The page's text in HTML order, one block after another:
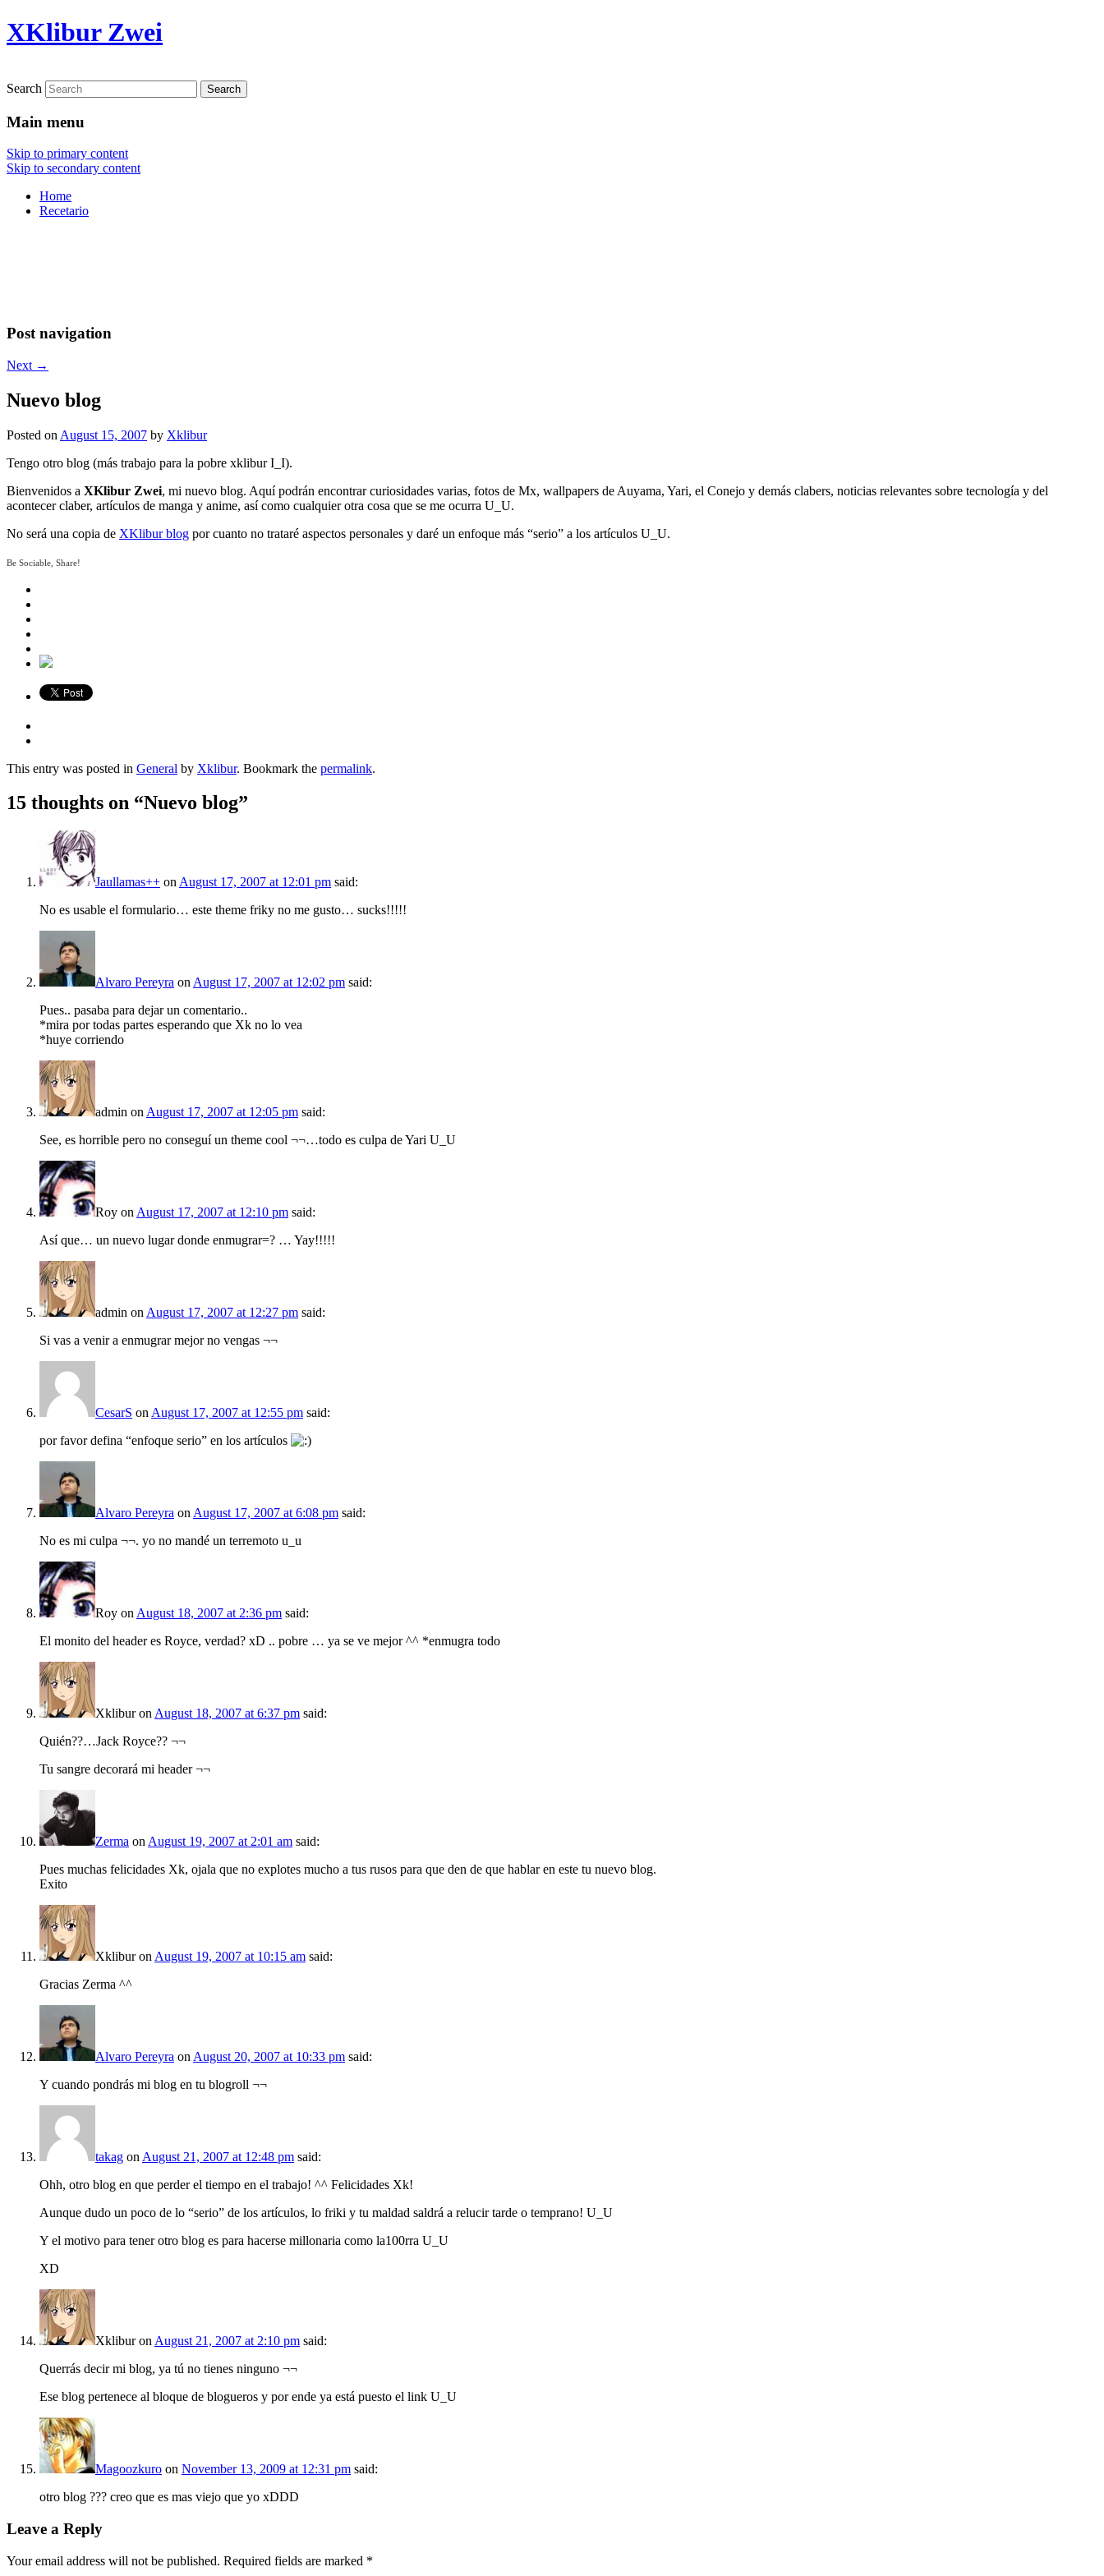
XKlibur Zwei
Search
Main menu
Skip to primary content
Skip to secondary content
Home
Recetario
Post navigation
Next →
Nuevo blog
Posted on August 15, 2007 by Xklibur
Tengo otro blog (más trabajo para la pobre xklibur I_I).
Bienvenidos a XKlibur Zwei, mi nuevo blog. Aquí podrán encontrar curiosidades varias, fotos de Mx, wallpapers de Auyama, Yari, el Conejo y demás clabers, noticias relevantes sobre tecnología y del
acontecer claber, artículos de manga y anime, así como cualquier otra cosa que se me ocurra U_U.
No será una copia de XKlibur blog por cuanto no trataré aspectos personales y daré un enfoque más “serio” a los artículos U_U.
Be Sociable, Share!
This entry was posted in General by Xklibur. Bookmark the permalink.
15 thoughts on “Nuevo blog”
Jaullamas++ on August 17, 2007 at 12:01 pm said:
No es usable el formulario… este theme friky no me gusto… sucks!!!!!
Alvaro Pereyra on August 17, 2007 at 12:02 pm said:
Pues.. pasaba para dejar un comentario..
*mira por todas partes esperando que Xk no lo vea
*huye corriendo
admin on August 17, 2007 at 12:05 pm said:
See, es horrible pero no conseguí un theme cool ¬¬…todo es culpa de Yari U_U
Roy on August 17, 2007 at 12:10 pm said:
Así que… un nuevo lugar donde enmugrar=? … Yay!!!!!
admin on August 17, 2007 at 12:27 pm said:
Si vas a venir a enmugrar mejor no vengas ¬¬
CesarS on August 17, 2007 at 12:55 pm said:
por favor defina “enfoque serio” en los artículos
Alvaro Pereyra on August 17, 2007 at 6:08 pm said:
No es mi culpa ¬¬. yo no mandé un terremoto u_u
Roy on August 18, 2007 at 2:36 pm said:
El monito del header es Royce, verdad? xD .. pobre … ya se ve mejor ^^ *enmugra todo
Xkliburon August 18, 2007 at 6:37 pm said:
Quién??…Jack Royce?? ¬¬
Tu sangre decorará mi header ¬¬
Zerma on August 19, 2007 at 2:01 am said:
Pues muchas felicidades Xk, ojala que no explotes mucho a tus rusos para que den de que hablar en este tu nuevo blog.
Exito
Xkliburon August 19, 2007 at 10:15 am said:
Gracias Zerma ^^
Alvaro Pereyra on August 20, 2007 at 10:33 pm said:
Y cuando pondrás mi blog en tu blogroll ¬¬
takag on August 21, 2007 at 12:48 pm said:
Ohh, otro blog en que perder el tiempo en el trabajo! ^^ Felicidades Xk!
Aunque dudo un poco de lo “serio” de los artículos, lo friki y tu maldad saldrá a relucir tarde o temprano! U_U
Y el motivo para tener otro blog es para hacerse millonaria como la100rra U_U
XD
Xkliburon August 21, 2007 at 2:10 pm said:
Querrás decir mi blog, ya tú no tienes ninguno ¬¬
Ese blog pertenece al bloque de blogueros y por ende ya está puesto el link U_U
Magoozkuro on November 13, 2009 at 12:31 pm said:
otro blog ??? creo que es mas viejo que yo xDDD
Leave a Reply
Your email address will not be published. Required fields are marked *